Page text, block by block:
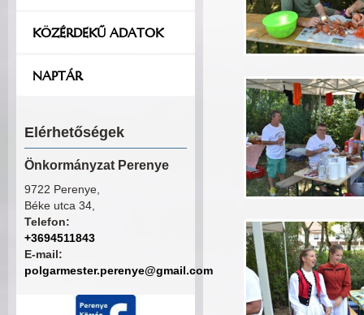
KÖZÉRDEKŰ ADATOK
NAPTÁR
Elérhetőségek
Önkormányzat Perenye
9722 Perenye,
Béke utca 34,
Telefon:
+3694511843
E-mail:
polgarmester.perenye@gmail.com